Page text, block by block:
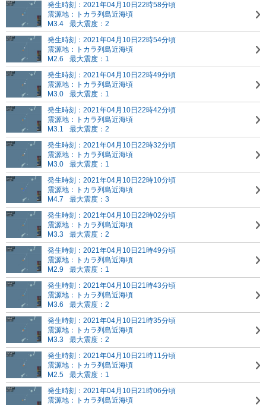
発生時刻：2021年04月10日22時58分頃
震源地：トカラ列島近海頃
M3.4
最大震度：2
発生時刻：2021年04月10日22時54分頃
震源地：トカラ列島近海頃
M2.6
最大震度：1
発生時刻：2021年04月10日22時49分頃
震源地：トカラ列島近海頃
M3.0
最大震度：1
発生時刻：2021年04月10日22時42分頃
震源地：トカラ列島近海頃
M3.1
最大震度：2
発生時刻：2021年04月10日22時32分頃
震源地：トカラ列島近海頃
M3.0
最大震度：1
発生時刻：2021年04月10日22時10分頃
震源地：トカラ列島近海頃
M4.7
最大震度：3
発生時刻：2021年04月10日22時02分頃
震源地：トカラ列島近海頃
M3.3
最大震度：2
発生時刻：2021年04月10日21時49分頃
震源地：トカラ列島近海頃
M2.9
最大震度：1
発生時刻：2021年04月10日21時43分頃
震源地：トカラ列島近海頃
M3.6
最大震度：2
発生時刻：2021年04月10日21時35分頃
震源地：トカラ列島近海頃
M3.3
最大震度：2
発生時刻：2021年04月10日21時11分頃
震源地：トカラ列島近海頃
M2.5
最大震度：1
発生時刻：2021年04月10日21時06分頃
震源地：トカラ列島近海頃